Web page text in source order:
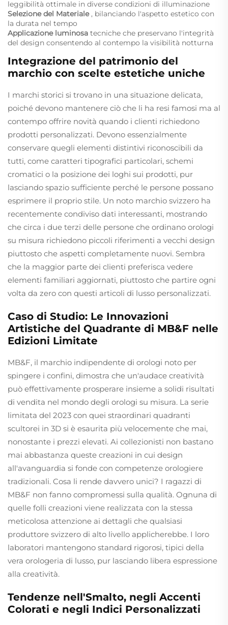
leggibilità ottimale in diverse condizioni di illuminazione
Selezione del Materiale , bilanciando l'aspetto estetico con
la durata nel tempo
Applicazione luminosa tecniche che preservano l'integrità
del design consentendo al contempo la visibilità notturna
Integrazione del patrimonio del
marchio con scelte estetiche uniche
I marchi storici si trovano in una situazione delicata,
poiché devono mantenere ciò che li ha resi famosi ma al
contempo offrire novità quando i clienti richiedono
prodotti personalizzati. Devono essenzialmente
conservare quegli elementi distintivi riconoscibili da
tutti, come caratteri tipografici particolari, schemi
cromatici o la posizione dei loghi sui prodotti, pur
lasciando spazio sufficiente perché le persone possano
esprimere il proprio stile. Un noto marchio svizzero ha
recentemente condiviso dati interessanti, mostrando
che circa i due terzi delle persone che ordinano orologi
su misura richiedono piccoli riferimenti a vecchi design
piuttosto che aspetti completamente nuovi. Sembra
che la maggior parte dei clienti preferisca vedere
elementi familiari aggiornati, piuttosto che partire ogni
volta da zero con questi articoli di lusso personalizzati.
Caso di Studio: Le Innovazioni
Artistiche del Quadrante di MB&F nelle
Edizioni Limitate
MB&F, il marchio indipendente di orologi noto per
spingere i confini, dimostra che un'audace creatività
può effettivamente prosperare insieme a solidi risultati
di vendita nel mondo degli orologi su misura. La serie
limitata del 2023 con quei straordinari quadranti
scultorei in 3D si è esaurita più velocemente che mai,
nonostante i prezzi elevati. Ai collezionisti non bastano
mai abbastanza queste creazioni in cui design
all'avanguardia si fonde con competenze orologiere
tradizionali. Cosa li rende davvero unici? I ragazzi di
MB&F non fanno compromessi sulla qualità. Ognuna di
quelle folli creazioni viene realizzata con la stessa
meticolosa attenzione ai dettagli che qualsiasi
produttore svizzero di alto livello applicherebbe. I loro
laboratori mantengono standard rigorosi, tipici della
vera orologeria di lusso, pur lasciando libera espressione
alla creatività.
Tendenze nell'Smalto, negli Accenti
Colorati e negli Indici Personalizzati